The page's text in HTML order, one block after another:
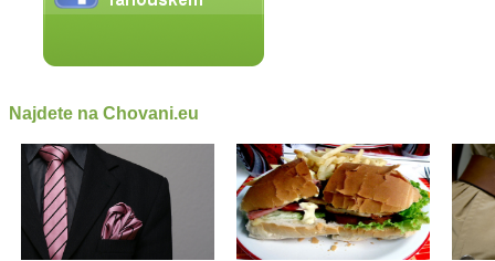
Najdete na Chovani.eu